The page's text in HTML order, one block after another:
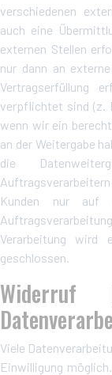
verschiedenen
auch eine
externen Stellen
nur dann an
Vertragserfüllung
verpflichtet sind (z.
wenn wir ein
an der Weitergabe
die
Kunden nur auf
Verarbeitung wird
geschlossen.
Widerruf
Viele
Einwilligung